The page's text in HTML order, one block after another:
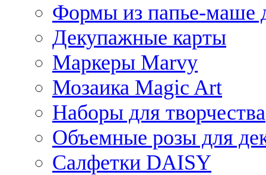
Формы из папье-маше
Декупажные карты
Маркеры Marvy
Мозаика Magic Art
Наборы для творчества
Объемные розы для
Салфетки DAISY